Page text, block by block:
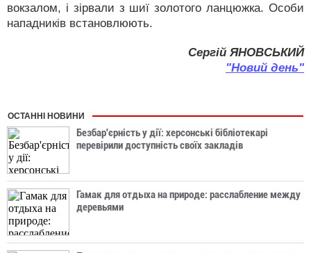
вокзалом, і зірвали з шиї золотого ланцюжка. Особи
нападників встановлюють.
Сергій ЯНОВСЬКИЙ
"Новий день"
ОСТАННІ НОВИНИ
Безбар'єрність у дії: херсонські бібліотекарі
перевірили доступність своїх закладів
Гамак для отдыха на природе: расслабление между
деревьями